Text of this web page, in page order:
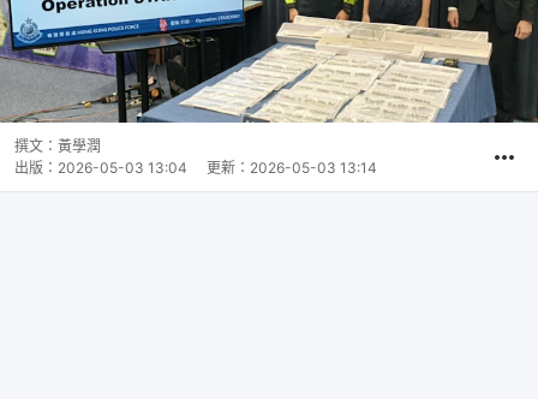
撰文： 黃學潤
出版： 2026-05-03 13:04 更新： 2026-05-03 13:14